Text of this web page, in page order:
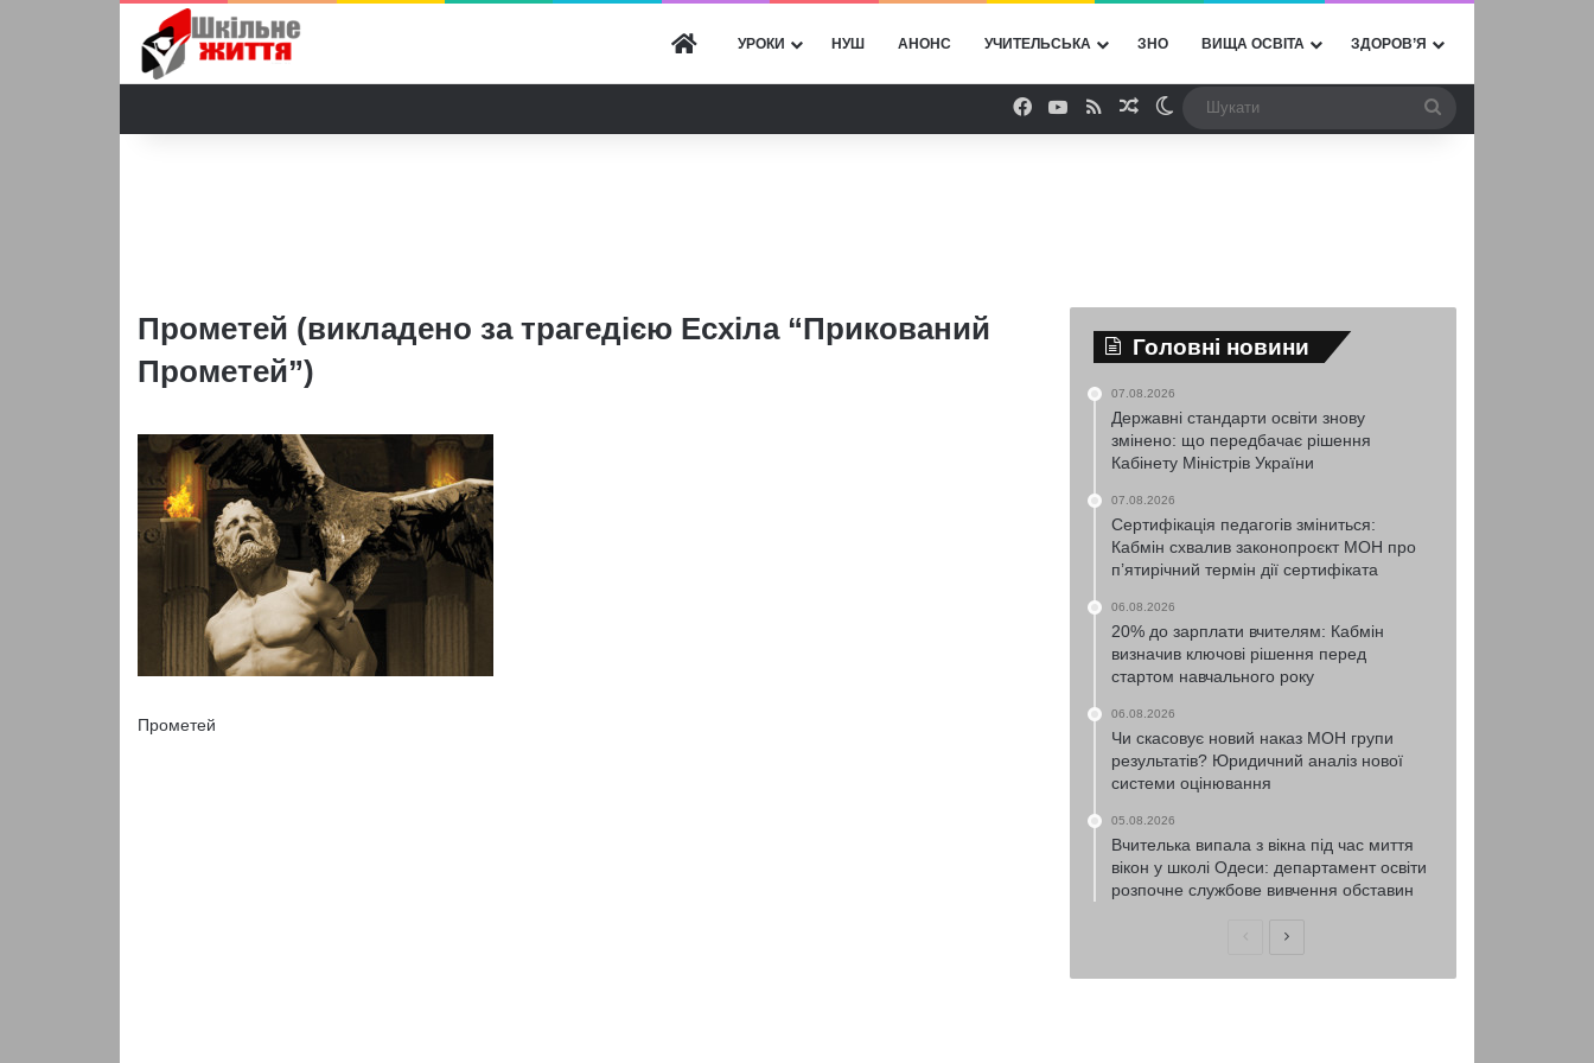
ГОЛОВНА
УРОКИ НУШ АНОНС УЧИТЕЛЬСЬКА ЗНО ВИЩА ОСВІТА ЗДОРОВ’Я
Facebook
YouTube
RSSВипадкова стаття
Switch skin
Прометей (викладено за трагедією Есхіла “Прикований
Прометей”)
Прометей
Головні новини
07.08.2026
Державні стандарти освіти знову
змінено: що передбачає рішення
Кабінету Міністрів України
07.08.2026
Сертифікація педагогів зміниться:
Кабмін схвалив законопроєкт МОН про
п’ятирічний термін дії сертифіката
06.08.2026
20% до зарплати вчителям: Кабмін
визначив ключові рішення перед
стартом навчального року
06.08.2026
Чи скасовує новий наказ МОН групи
результатів? Юридичний аналіз нової
системи оцінювання
05.08.2026
Вчителька випала з вікна під час миття
вікон у школі Одеси: департамент освіти
розпочне службове вивчення обставин
ПопередняНаступна